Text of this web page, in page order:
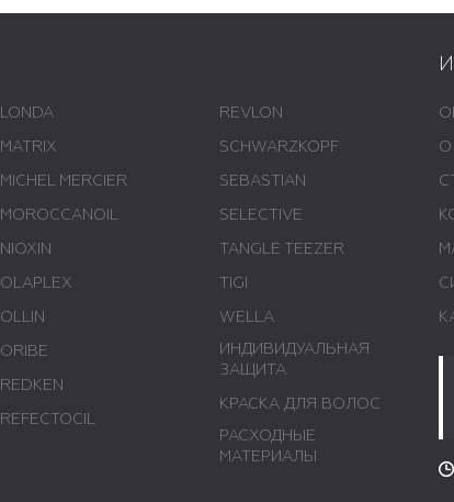
LONDA
MATRIX
MICHEL MERCIER
MOROCCANOIL
NIOXIN
OLAPLEX
OLLIN
ORIBE
REDKEN
REFECTOCIL
REVLON
SCHWARZKOPF
SEBASTIAN
SELECTIVE
TANGLE TEEZER
TIGI
WELLA
ИНДИВИДУАЛЬНАЯ
ЗАЩИТА
КРАСКА ДЛЯ ВОЛОС
РАСХОДНЫЕ
МАТЕРИАЛЫ
О